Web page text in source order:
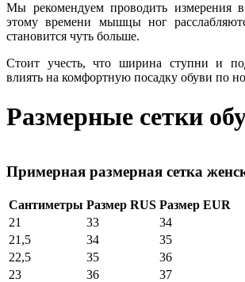
Мы рекомендуем проводить измерения
этому времени мышцы ног
становится чуть больше.
Стоит учесть, что ширина ступни и
влиять на комфортную посадку обуви по
Размерные сетки
Примерная размерная сетка
Сантиметры Размер RUS Размер EUR
21
33
34
21,5
34
35
22,5
35
36
23
36
37